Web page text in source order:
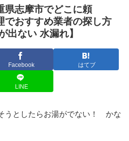
志摩市でどこに頼
おすすめ業者の探し方
出ない 水漏れ】
Facebook はてブ
LINE
うとしたらお湯がでない！ かな